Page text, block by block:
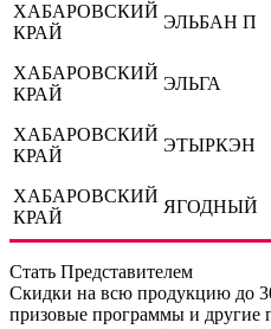
ХАБАРОВСКИЙ
КРАЙ
ЭЛЬБАН П
ХАБАРОВСКИЙ
КРАЙ
ЭЛЬГА
ХАБАРОВСКИЙ
КРАЙ
ЭТЫРКЭН
ХАБАРОВСКИЙ
КРАЙ
ЯГОДНЫЙ
Стать Представителем
Cкидки на всю продукцию до
призовые программы и другие